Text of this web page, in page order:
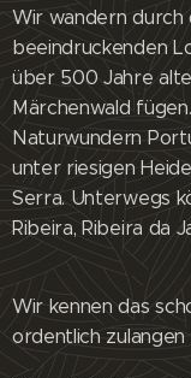
Wir wandern durch
beeindruckenden
über 500 Jahre
Märchenwald
Naturwundern
unter riesigen
Serra. Unterwegs
Ribeira, Ribeira da
Wir kennen das
ordentlich